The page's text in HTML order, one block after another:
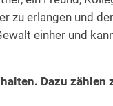
zu erlangen und
einher und
Dazu zählen